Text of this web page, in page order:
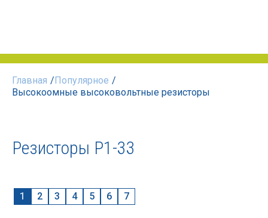
Главная /Популярное /
Высокоомные высоковольтные резисторы
Резисторы Р1-33
1 2 3 4 5 6 7